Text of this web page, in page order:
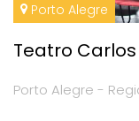
Porto Alegre
Teatro
Porto Alegre -